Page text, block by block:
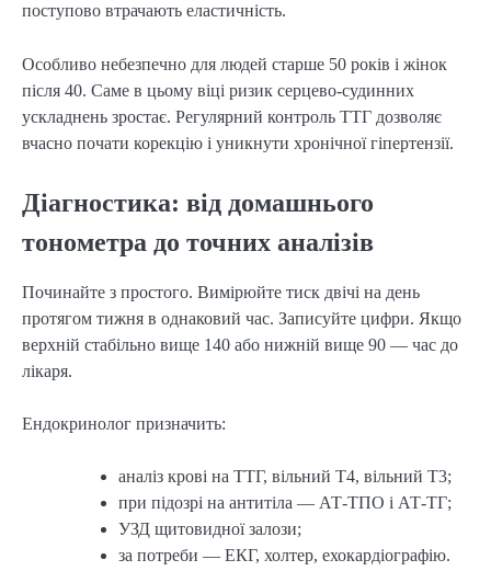
поступово втрачають еластичність.
Особливо небезпечно для людей старше 50 років і жінок
після 40. Саме в цьому віці ризик серцево-судинних
ускладнень зростає. Регулярний контроль ТТГ дозволяє
вчасно почати корекцію і уникнути хронічної гіпертензії.
Діагностика: від домашнього
тонометра до точних аналізів
Починайте з простого. Вимірюйте тиск двічі на день
протягом тижня в однаковий час. Записуйте цифри. Якщо
верхній стабільно вище 140 або нижній вище 90 — час до
лікаря.
Ендокринолог призначить:
аналіз крові на ТТГ, вільний Т4, вільний Т3;
при підозрі на антитіла — АТ-ТПО і АТ-ТГ;
УЗД щитовидної залози;
за потреби — ЕКГ, холтер, ехокардіографію.